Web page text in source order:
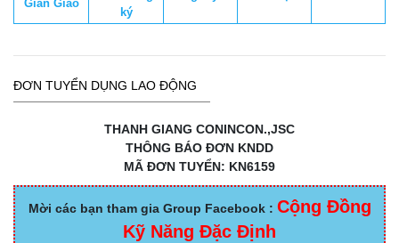
Giàn Giáo
ký
ĐƠN TUYỂN DỤNG LAO ĐỘNG
THANH GIANG CONINCON.,JSC
THÔNG BÁO ĐƠN KNDD
MÃ ĐƠN TUYỂN: KN6159
Mời các bạn tham gia Group Facebook : Cộng Đồng
Kỹ Năng Đặc Định